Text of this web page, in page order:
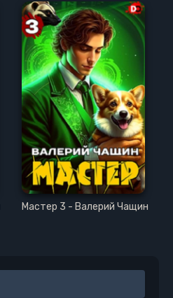
Мастер 3 - Валерий Чащин